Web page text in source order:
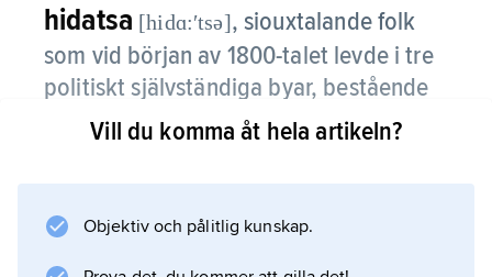
hidatsa [hidɑ:ʹtsə],siouxtalande folk
som vid början av 1800-talet levde i tre
politiskt självständiga byar, bestående
av jordhyddor, vid Missourifloden.
buffelhudar och hästar i utbyte mot eldvapen,
Vill du komma åt hela artikeln?
Objektiv och pålitlig kunskap.